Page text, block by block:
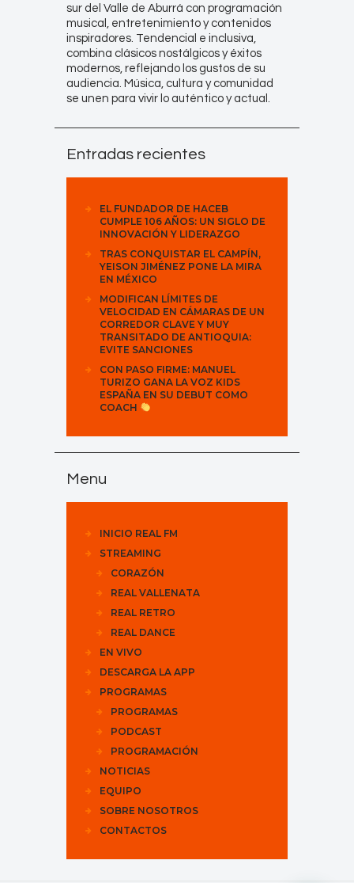
sur del Valle de Aburrá con programación
musical, entretenimiento y contenidos
inspiradores. Tendencial e inclusiva,
combina clásicos nostálgicos y éxitos
modernos, reflejando los gustos de su
audiencia. Música, cultura y comunidad
se unen para vivir lo auténtico y actual.
Entradas recientes
EL FUNDADOR DE HACEB
CUMPLE 106 AÑOS: UN SIGLO DE
INNOVACIÓN Y LIDERAZGO
TRAS CONQUISTAR EL CAMPÍN,
YEISON JIMÉNEZ PONE LA MIRA
EN MÉXICO
MODIFICAN LÍMITES DE
VELOCIDAD EN CÁMARAS DE UN
CORREDOR CLAVE Y MUY
TRANSITADO DE ANTIOQUIA:
EVITE SANCIONES
CON PASO FIRME: MANUEL
TURIZO GANA LA VOZ KIDS
ESPAÑA EN SU DEBUT COMO
COACH
Menu
INICIO REAL FM
STREAMING
CORAZÓN
REAL VALLENATA
REAL RETRO
REAL DANCE
EN VIVO
DESCARGA LA APP
PROGRAMAS
PROGRAMAS
PODCAST
PROGRAMACIÓN
NOTICIAS
EQUIPO
SOBRE NOSOTROS
CONTACTOS